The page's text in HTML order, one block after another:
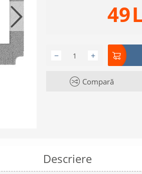
49
+
−
Compară
Descriere